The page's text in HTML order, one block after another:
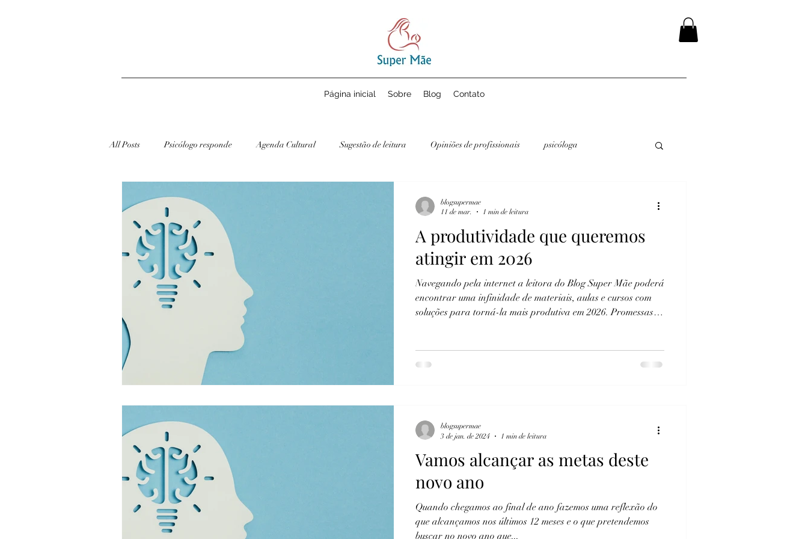
Página inicial Sobre Blog Contato
All Posts Psicólogo responde Agenda Cultural Sugestão de leitura Opiniões de profissionais psicóloga
A produtividade que queremos
atingir em 2026
Navegando pela internet a leitora do Blog Super Mãe poderá
encontrar uma infinidade de materiais, aulas e cursos com
soluções para torná-la mais produtiva em 2026. Promessas
blogsupermae
11 de mar.
1 min de leitura
Vamos alcançar as metas deste
novo ano
Quando chegamos ao final de ano fazemos uma reflexão do
que alcançamos nos últimos 12 meses e o que pretendemos
buscar no novo ano que...
blogsupermae
3 de jan. de 2024
1 min de leitura